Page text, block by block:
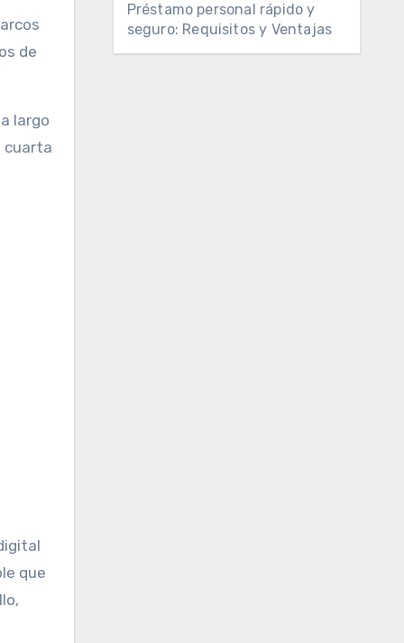
de
largo
cuarta
que
Préstamo personal rápido y
seguro: Requisitos y Ventajas